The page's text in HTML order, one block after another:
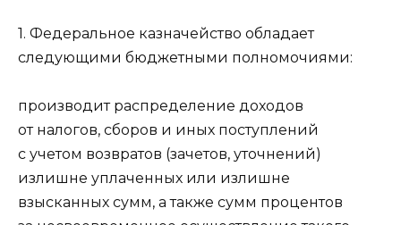
1. Федеральное казначейство обладает
следующими бюджетными полномочиями:
производит распределение доходов
от налогов, сборов и иных поступлений
с учетом возвратов (зачетов, уточнений)
излишне уплаченных или излишне
взысканных сумм, а также сумм процентов